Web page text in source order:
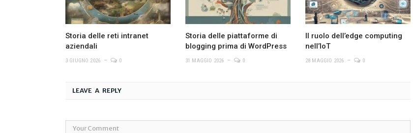
Storia delle reti intranet
aziendali
3 GIUGNO 2026 0
Storia delle piattaforme di
blogging prima di WordPress
31 MAGGIO 2026 0
Il ruolo dell’edge computing
nell’IoT
28 MAGGIO 2026 0
LEAVE A REPLY